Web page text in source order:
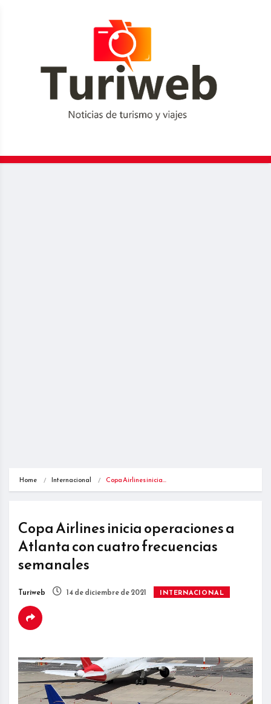
Home Internacional Copa Airlines inicia…
Copa Airlines inicia operaciones a
Atlanta con cuatro frecuencias
semanales
Turiweb 14 de diciembre de 2021 INTERNACIONAL